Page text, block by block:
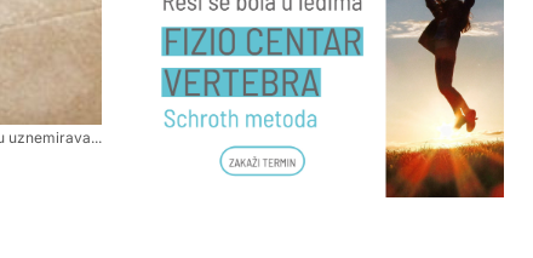
uznemirava...